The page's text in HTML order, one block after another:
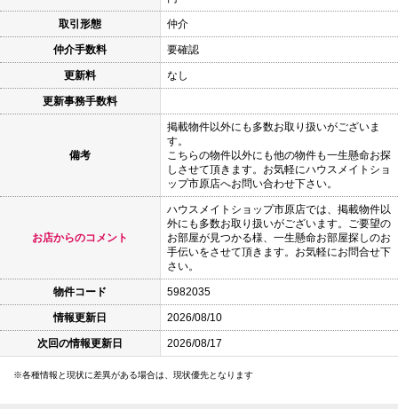
取引形態 仲介
仲介手数料 要確認
更新料 なし
更新事務手数料
備考
掲載物件以外にも多数お取り扱いがございま
す。
こちらの物件以外にも他の物件も一生懸命お探
しさせて頂きます。お気軽にハウスメイトショ
ップ市原店へお問い合わせ下さい。
お店からのコメント
ハウスメイトショップ市原店では、掲載物件以
外にも多数お取り扱いがございます。ご要望の
お部屋が見つかる様、一生懸命お部屋探しのお
手伝いをさせて頂きます。お気軽にお問合せ下
さい。
物件コード 5982035
情報更新日 2026/08/10
次回の情報更新日 2026/08/17
各種情報と現状に差異がある場合は、現状優先となります